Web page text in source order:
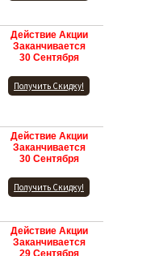
Действие Акции
Заканчивается
30 Сентября
Получить Скидку!
Действие Акции
Заканчивается
30 Сентября
Получить Скидку!
Действие Акции
Заканчивается
29 Сентября